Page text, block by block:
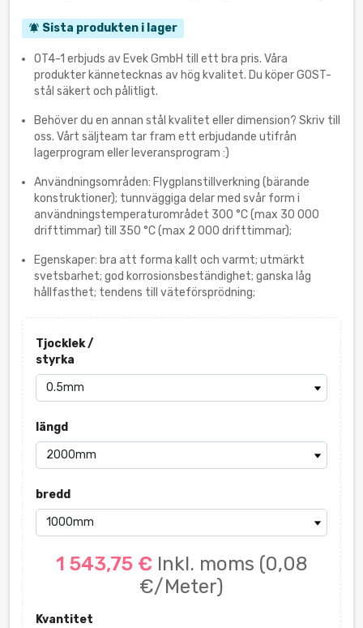
notifications_active Sista produkten i lager
OT4-1 erbjuds av Evek GmbH till ett bra pris. Våra
produkter kännetecknas av hög kvalitet. Du köper GOST-
stål säkert och pålitligt.
Behöver du en annan stål kvalitet eller dimension? Skriv till
oss. Vårt säljteam tar fram ett erbjudande utifrån
lagerprogram eller leveransprogram :)
Användningsområden: Flygplanstillverkning (bärande
konstruktioner); tunnväggiga delar med svår form i
användningstemperaturområdet 300 °C (max 30 000
drifttimmar) till 350 °C (max 2 000 drifttimmar);
Egenskaper: bra att forma kallt och varmt; utmärkt
svetsbarhet; god korrosionsbeständighet; ganska låg
hållfasthet; tendens till väteförsprödning;
Tjocklek /
styrka
längd
bredd
1 543,75 € Inkl. moms (0,08
€/Meter)
Kvantitet